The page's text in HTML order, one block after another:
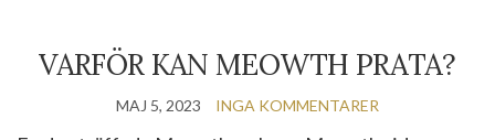
VARFÖR KAN MEOWTH PRATA?
MAJ 5, 2023 INGA KOMMENTARER